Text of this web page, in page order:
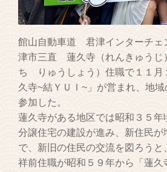
館山自動車道 君津インターチ
津市三直 蓮久寺（れんきゅうじ
ち りゅうしょう）住職で１１月
久寺~結ＹＵＩ~」が営まれ、地
参加した。
蓮久寺がある地区では昭和３５
分譲住宅の建設が進み、新住民が
で、新旧の住民の交流を図ろう
祥前住職が昭和５９年から「蓮久